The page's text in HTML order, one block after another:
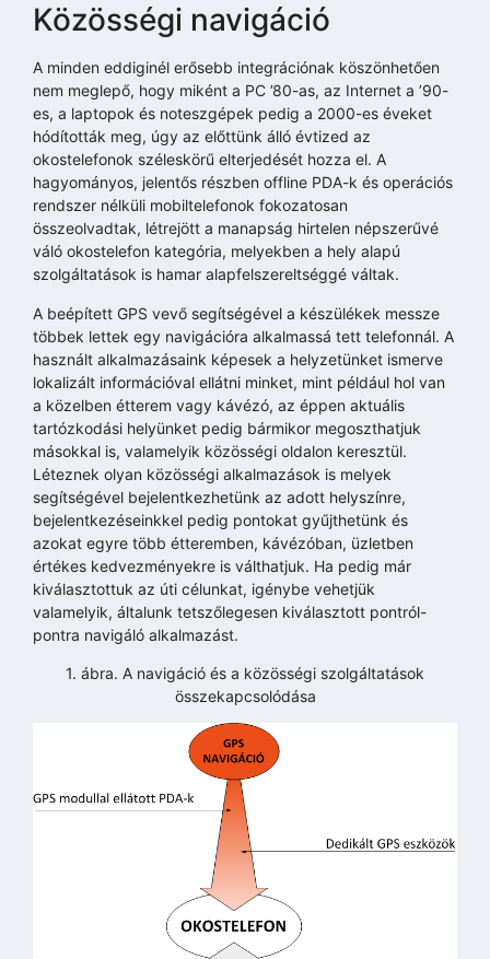
Közösségi navigáció
A minden eddiginél erősebb integrációnak köszönhetően
nem meglepő, hogy miként a PC ’80-as, az Internet a ’90-
es, a laptopok és noteszgépek pedig a 2000-es éveket
hódították meg, úgy az előttünk álló évtized az
okostelefonok széleskörű elterjedését hozza el. A
hagyományos, jelentős részben offline PDA-k és operációs
rendszer nélküli mobiltelefonok fokozatosan
összeolvadtak, létrejött a manapság hirtelen népszerűvé
váló okostelefon kategória, melyekben a hely alapú
szolgáltatások is hamar alapfelszereltséggé váltak.
A beépített GPS vevő segítségével a készülékek messze
többek lettek egy navigációra alkalmassá tett telefonnál. A
használt alkalmazásaink képesek a helyzetünket ismerve
lokalizált információval ellátni minket, mint például hol van
a közelben étterem vagy kávézó, az éppen aktuális
tartózkodási helyünket pedig bármikor megoszthatjuk
másokkal is, valamelyik közösségi oldalon keresztül.
Léteznek olyan közösségi alkalmazások is melyek
segítségével bejelentkezhetünk az adott helyszínre,
bejelentkezéseinkkel pedig pontokat gyűjthetünk és
azokat egyre több étteremben, kávézóban, üzletben
értékes kedvezményekre is válthatjuk. Ha pedig már
kiválasztottuk az úti célunkat, igénybe vehetjük
valamelyik, általunk tetszőlegesen kiválasztott pontról-
pontra navigáló alkalmazást.
1. ábra. A navigáció és a közösségi szolgáltatások
összekapcsolódása